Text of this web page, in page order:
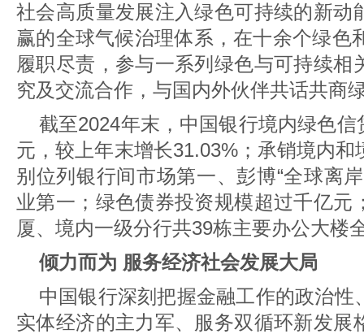
社会高质量发展注入绿色可持续的新动
赢的全球气候治理体系，在十余个绿色
履职尽责，参与一系列绿色与可持续相
究及交流合作，与国内外伙伴共话共商
截至2024年末，中国银行境内绿色
元，较上年末增长31.03%；承销境内
别位列银行间市场第一、彭博“全球离
业第一；绿色债券投资规模超过千亿元
厦、境内一级分行共39栋主要办公大楼
倾力而为 服务经济社会发展大局
中国银行深刻把握金融工作的政治性
实体经济的主力军、服务双循环新发展